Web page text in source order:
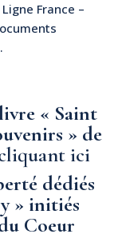
France –
« Saint
» de
ici
dédiés
» initiés
Coeur